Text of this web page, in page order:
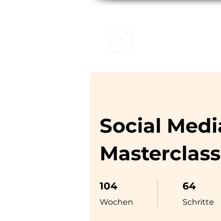
Social
Masterclass
104
Wochen
104 Wochen 64
Schritte
64 Schritte